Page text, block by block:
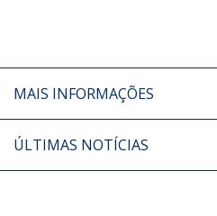
MAIS INFORMAÇÕES
ÚLTIMAS NOTÍCIAS